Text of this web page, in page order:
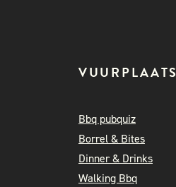
VUURPLAATS
Bbq pubquiz
Borrel & Bites
Dinner & Drinks
Walking Bbq